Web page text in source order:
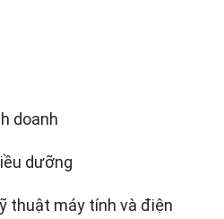
doanh
dưỡng
thuật máy tính và điện